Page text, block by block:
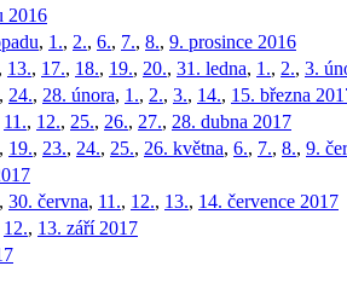
2016
, 1., 2., 6., 7., 8., 9. prosince 2016
, 13., 17., 18., 19., 20., 31. ledna, 1., 2., 3.
, 24., 28. února, 1., 2., 3., 14., 15. března
11., 12., 25., 26., 27., 28. dubna 2017
, 19., 23., 24., 25., 26. května, 6., 7., 8., 9.
, 30. června, 11., 12., 13., 14. července 2017
12., 13. září 2017